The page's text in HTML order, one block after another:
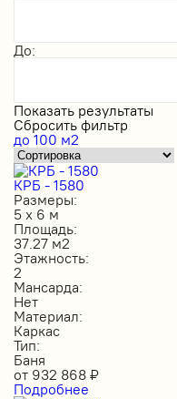
До:
Показать результаты
Сбросить фильтр
до 100 м2
КРБ - 1580
Размеры:
5 х 6 м
Площадь:
37.27 м2
Этажность:
2
Мансарда:
Нет
Материал:
Каркас
Тип:
Баня
от 932 868 ₽
Подробнее